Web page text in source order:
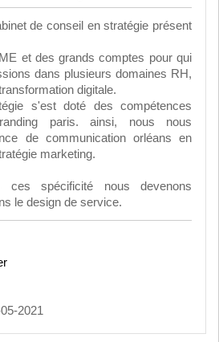
de conseil en stratégie présent
et des grands comptes pour qui
dans plusieurs domaines RH,
digitale.
s'est doté des compétences
paris. ainsi, nous nous
de communication orléans en
marketing.
ces spécificité nous devenons
le design de service.
2021